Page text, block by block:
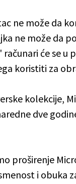
ne može da
ne može da
će se u
koristiti za
kolekcije,
dve
proširenje
i obuka